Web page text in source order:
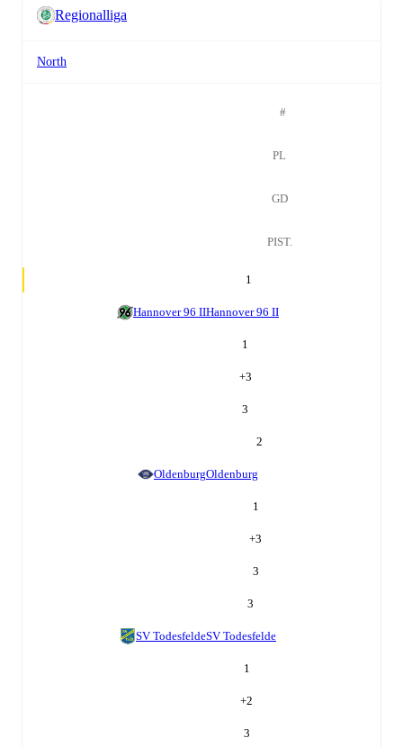
Regionalliga
North
#
PL
GD
PIST.
1
Hannover 96 IIHannover 96 II
1
+3
3
2
OldenburgOldenburg
1
+3
3
3
SV TodesfeldeSV Todesfelde
1
+2
3